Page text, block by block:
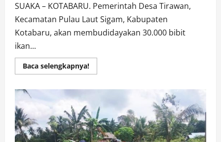
SUAKA – KOTABARU. Pemerintah Desa Tirawan,
Kecamatan Pulau Laut Sigam, Kabupaten
Kotabaru, akan membudidayakan 30.000 bibit
ikan...
Baca selengkapnya!Read
more
Dana
Desa
2021;
Pemerintah
Desa